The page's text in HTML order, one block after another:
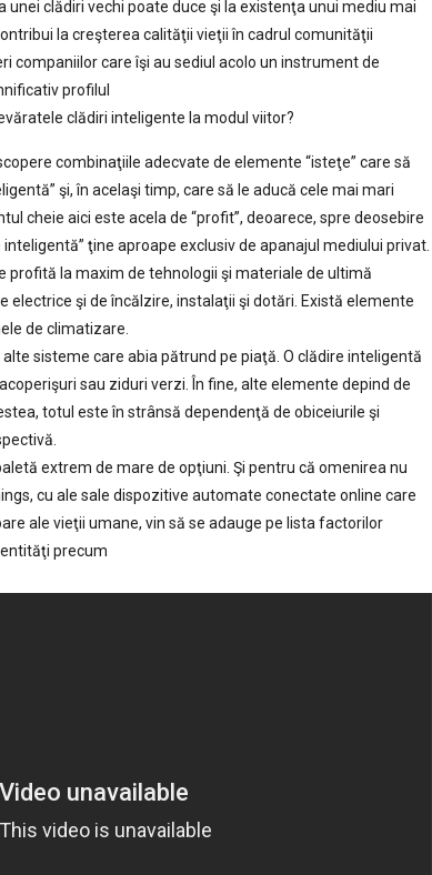
clădiri vechi poate duce şi la existenţa unui mediu mai
la creşterea calităţii vieţii în cadrul comunităţii
companiilor care îşi au sediul acolo un instrument de
profilul
clădiri inteligente la modul viitor?
combinaţiile adecvate de elemente “isteţe” care să
şi, în acelaşi timp, care să le aducă cele mai mari
cheie aici este acela de “profit”, deoarece, spre deosebire
ţine aproape exclusiv de apanajul mediului privat.
profită la maxim de tehnologii şi materiale de ultimă
şi de încălzire, instalaţii şi dotări. Există elemente
de climatizare.
sisteme care abia pătrund pe piaţă. O clădire inteligentă
sau ziduri verzi. În fine, alte elemente depind de
totul este în strânsă dependenţă de obiceiurile şi
extrem de mare de opţiuni. Şi pentru că omenirea nu
cu ale sale dispozitive automate conectate online care
ale vieţii umane, vin să se adauge pe lista factorilor
precum